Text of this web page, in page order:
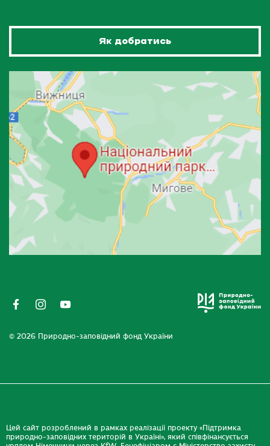
Як добратись
© 2026 Природно-заповідний фонд України
Цей сайт розроблений в рамках реалізації проекту «Підтримка
природно-заповідних територій в Україні», який співфінансується